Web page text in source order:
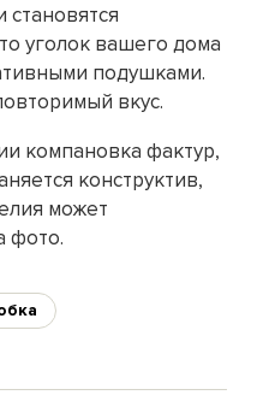
уголок вашего дома
подушками.
вкус.
компановка фактур,
конструктив,
может
фото.